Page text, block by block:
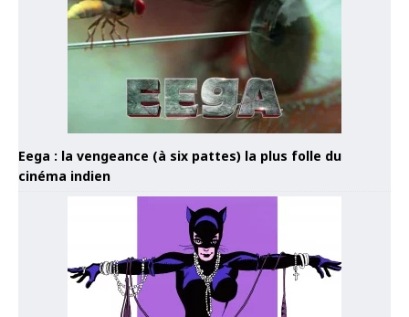
Eega : la vengeance (à six pattes) la plus folle du
cinéma indien